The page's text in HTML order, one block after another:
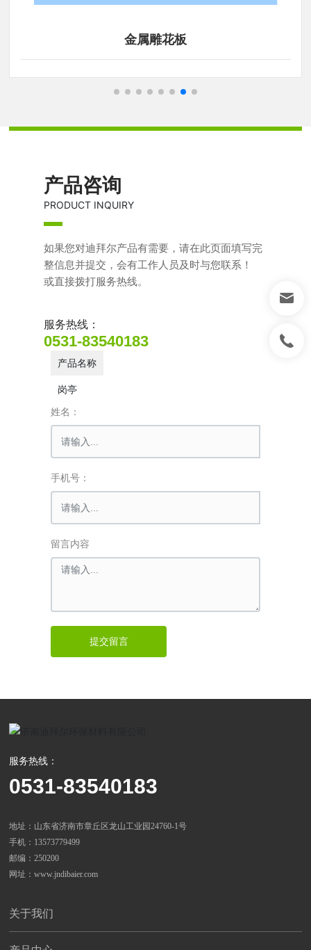
金属雕花板
产品咨询
PRODUCT INQUIRY
如果您对迪拜尔产品有需要，请在此页面填写完
整信息并提交，会有工作人员及时与您联系！
或直接拨打服务热线。
服务热线：
0531-83540183
产品名称
岗亭
姓名：
手机号：
留言内容
提交留言
服务热线：
0531-83540183
地址：山东省济南市章丘区龙山工业园24760-1号
手机：13573779499
邮编：250200
网址：www.jndibaier.com
关于我们